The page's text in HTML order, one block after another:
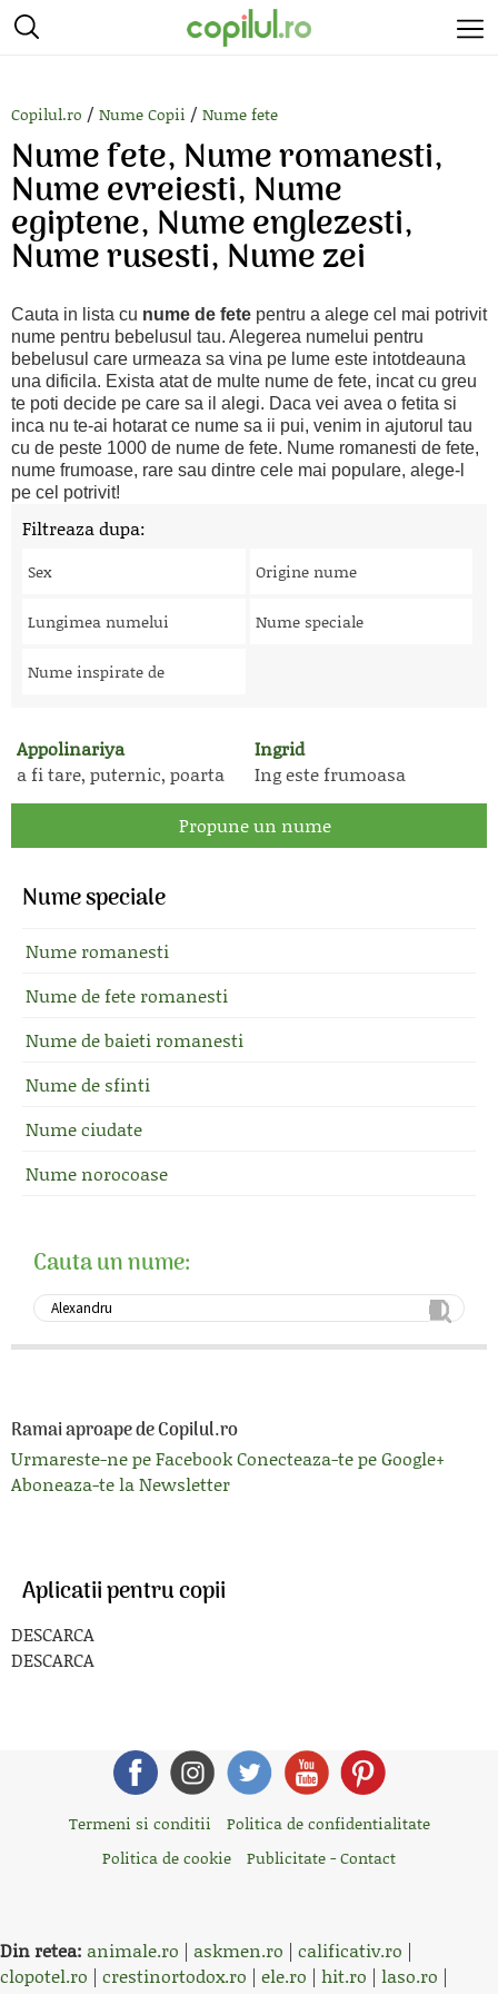
Copilul.ro / Nume Copii / Nume fete
Nume fete, Nume romanesti,
Nume evreiesti, Nume
egiptene, Nume englezesti,
Nume rusesti, Nume zei
Cauta in lista cu nume de fete pentru a alege cel mai potrivit
nume pentru bebelusul tau. Alegerea numelui pentru
bebelusul care urmeaza sa vina pe lume este intotdeauna
una dificila. Exista atat de multe nume de fete, incat cu greu
te poti decide pe care sa il alegi. Daca vei avea o fetita si
inca nu te-ai hotarat ce nume sa ii pui, venim in ajutorul tau
cu de peste 1000 de nume de fete. Nume romanesti de fete,
nume frumoase, rare sau dintre cele mai populare, alege-l
pe cel potrivit!
Filtreaza dupa:
Sex Origine nume
Lungimea numelui Nume speciale
Nume inspirate de
Appolinariya
a fi tare, puternic, poarta
Ingrid
Ing este frumoasa
Propune un nume
Nume speciale
Nume romanesti
Nume de fete romanesti
Nume de baieti romanesti
Nume de sfinti
Nume ciudate
Nume norocoase
Cauta un nume:
Ramai aproape de Copilul.ro
Urmareste-ne pe FacebookConecteaza-te pe Google+
Aboneaza-te la Newsletter
Aplicatii pentru copii
DESCARCA
DESCARCA
Termeni si conditii
Politica de confidentialitate
Politica de cookie
Publicitate - Contact
Din retea: animale.ro | askmen.ro | calificativ.ro |
clopotel.ro | crestinortodox.ro | ele.ro | hit.ro | laso.ro |